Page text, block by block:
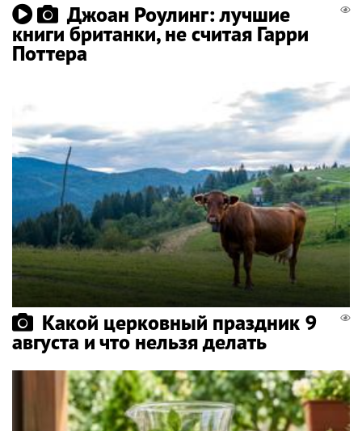
Джоан Роулинг: лучшие
книги британки, не считая Гарри
Поттера
Какой церковный праздник 9
августа и что нельзя делать